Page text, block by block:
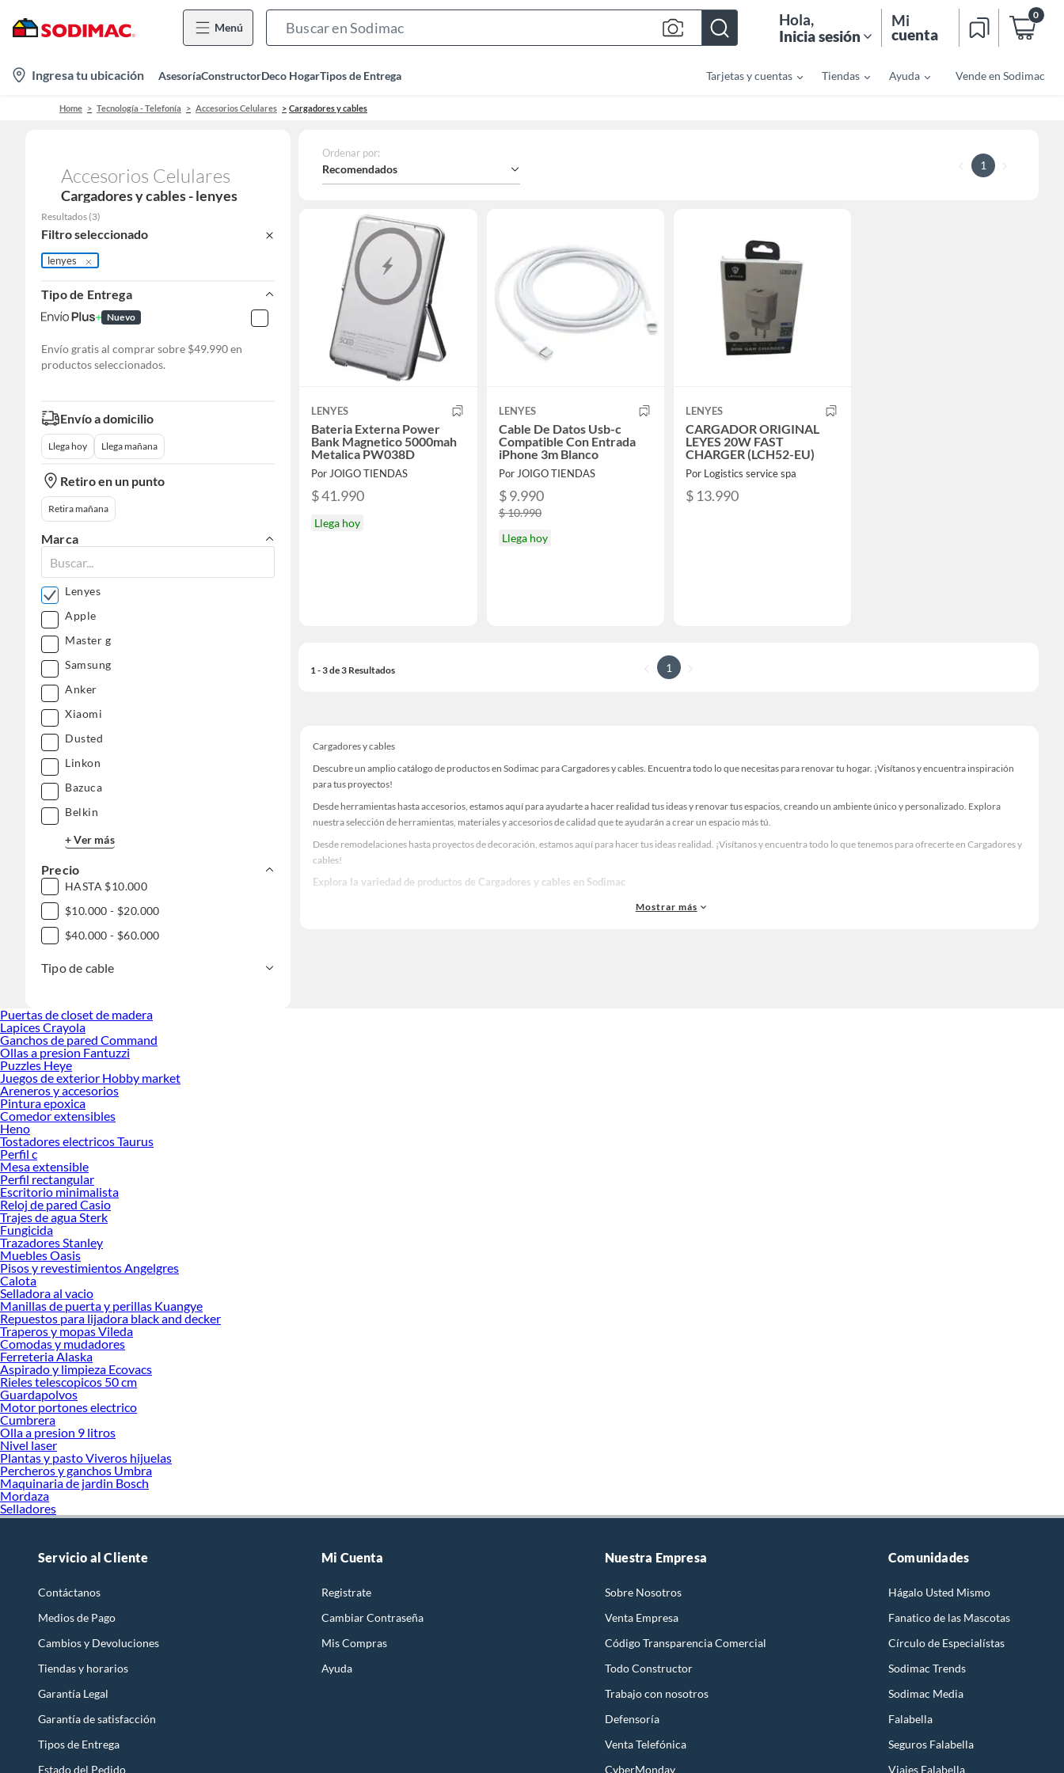
Menú
Bar
Hola,
Inicia sesión
Mi
cuenta
0
location-
icon
Ingresa tu ubicación AsesoríaConstructorDeco HogarTipos de Entrega Tarjetas y cuentas Tiendas Ayuda Vende en Sodimac
Home Tecnología - Telefonía Accesorios Celulares Cargadores y cables
Accesorios Celulares
Cargadores y cables - lenyes
Resultados (3)
Filtro seleccionado
lenyes
Tipo de Entrega
Nuevo
Envío gratis al comprar sobre $49.990 en
productos seleccionados.
Envío a domicilio
Llega hoy Llega mañana
Retiro en un punto
Retira mañana
Marca
Lenyes
Apple
Master g
Samsung
Anker
Xiaomi
Dusted
Linkon
Bazuca
Belkin
+ Ver más
Precio
HASTA $10.000
$10.000 - $20.000
$40.000 - $60.000
Tipo de cable
Ordenar por:
Recomendados 1
LENYES
Bateria Externa Power
Bank Magnetico 5000mah
Metalica PW038D
Por JOIGO TIENDAS
$ 41.990
Llega hoy
LENYES
Cable De Datos Usb-c
Compatible Con Entrada
iPhone 3m Blanco
Por JOIGO TIENDAS
$ 9.990
$ 10.990
Llega hoy
LENYES
CARGADOR ORIGINAL
LEYES 20W FAST
CHARGER (LCH52-EU)
Por Logistics service spa
$ 13.990
1 - 3 de 3 Resultados 1
Cargadores y cables
Descubre un amplio catálogo de productos en Sodimac para Cargadores y cables. Encuentra todo lo que necesitas para renovar tu hogar. ¡Visítanos y encuentra inspiración
para tus proyectos!
Desde herramientas hasta accesorios, estamos aquí para ayudarte a hacer realidad tus ideas y renovar tus espacios, creando un ambiente único y personalizado. Explora
nuestra selección de herramientas, materiales y accesorios de calidad que te ayudarán a crear un espacio más tú.
Desde remodelaciones hasta proyectos de decoración, estamos aquí para hacer tus ideas realidad. ¡Visítanos y encuentra todo lo que tenemos para ofrecerte en Cargadores y
cables!
Explora la variedad de productos de Cargadores y cables en Sodimac
Herramientas, materiales y accesorios de calidad para tus proyectos y renovación de espacios. ¡Visítanos y descubre todo lo que tenemos para ofrecerte!
Mostrar más
Puertas de closet de madera
Lapices Crayola
Ganchos de pared Command
Ollas a presion Fantuzzi
Puzzles Heye
Juegos de exterior Hobby market
Areneros y accesorios
Pintura epoxica
Comedor extensibles
Heno
Tostadores electricos Taurus
Perfil c
Mesa extensible
Perfil rectangular
Escritorio minimalista
Reloj de pared Casio
Trajes de agua Sterk
Fungicida
Trazadores Stanley
Muebles Oasis
Pisos y revestimientos Angelgres
Calota
Selladora al vacio
Manillas de puerta y perillas Kuangye
Repuestos para lijadora black and decker
Traperos y mopas Vileda
Comodas y mudadores
Ferreteria Alaska
Aspirado y limpieza Ecovacs
Rieles telescopicos 50 cm
Guardapolvos
Motor portones electrico
Cumbrera
Olla a presion 9 litros
Nivel laser
Plantas y pasto Viveros hijuelas
Percheros y ganchos Umbra
Maquinaria de jardin Bosch
Mordaza
Selladores
Servicio al Cliente
Contáctanos
Medios de Pago
Cambios y Devoluciones
Tiendas y horarios
Garantía Legal
Garantía de satisfacción
Tipos de Entrega
Estado del Pedido
Mi Cuenta
Registrate
Cambiar Contraseña
Mis Compras
Ayuda
Nuestra Empresa
Sobre Nosotros
Venta Empresa
Código Transparencia Comercial
Todo Constructor
Trabajo con nosotros
Defensoría
Venta Telefónica
CyberMonday
Comunidades
Hágalo Usted Mismo
Fanatico de las Mascotas
Círculo de Especialístas
Sodimac Trends
Sodimac Media
Falabella
Seguros Falabella
Viajes Falabella